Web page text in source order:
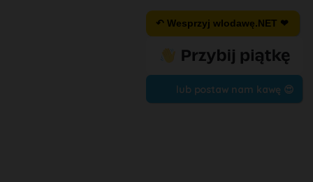
↶ Wesprzyj wlodawę.NET ❤
lub postaw nam kawę 😍